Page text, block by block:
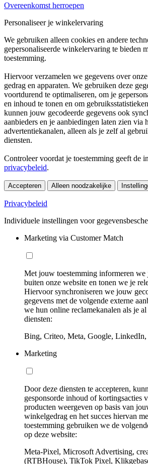
Overeenkomst herroepen
Personaliseer je winkelervaring
We gebruiken alleen cookies en andere
gepersonaliseerde winkelervaring te bieden
toestemming.
Hiervoor verzamelen we gegevens over
gedrag en apparaten. We gebruiken deze
voortdurend te optimaliseren, om je
en inhoud te tonen en om
kunnen jouw gecodeerde gegevens ook
aanbieders en je aanbiedingen laten zien via
advertentiekanalen, alleen als je zelf al
diensten.
Controleer voordat je toestemming geeft de
privacybeleid.
Accepteren Alleen noodzakelijke
Privacybeleid
Individuele instellingen voor
Marketing via Customer Match
Met jouw toestemming informeren we
buiten onze website en tonen we je
Hiervoor synchroniseren we jouw
gegevens met de volgende externe
we hun online reclamekanalen als je
diensten:
Bing, Criteo, Meta, Google,
Marketing
Door deze diensten te accepteren,
gesponsorde inhoud of kortingsacties
producten weergeven op basis van
winkelgedrag en het succes hiervan
toestemming gebruiken we de
op deze website:
Meta-Pixel, Microsoft Advertising,
(RTBHouse), TikTok Pixel,